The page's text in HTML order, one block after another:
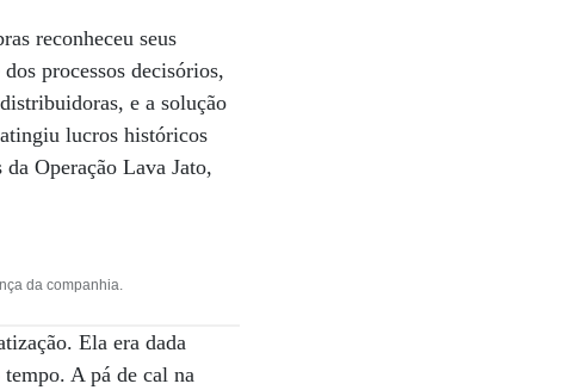
reconheceu seus
processos decisórios,
e a solução
lucros históricos
Operação Lava Jato,
da companhia.
Ela era dada
A pá de cal na